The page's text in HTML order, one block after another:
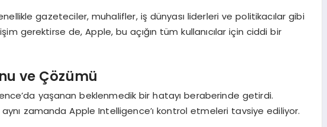
gazeteciler, muhalifler, iş dünyası liderleri ve politikacılar gibi
gerektirse de, Apple, bu açığın tüm kullanıcılar için ciddi bir
ve Çözümü
yaşanan beklenmedik bir hatayı beraberinde getirdi.
aynı zamanda Apple Intelligence’ı kontrol etmeleri tavsiye ediliyor.